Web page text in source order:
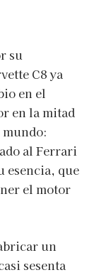
su
C8 ya
en el
en la mitad
al Ferrari
esencia, que
el motor
un
sesenta